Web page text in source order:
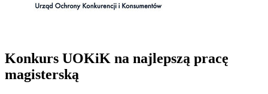
Konkurs UOKiK na najlepszą pracę
magisterską